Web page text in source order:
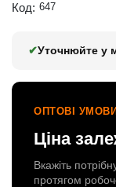
Код: 647
✔Уточнюйте у
ОПТОВІ УМОВИ
Ціна
Вкажіть
протягом